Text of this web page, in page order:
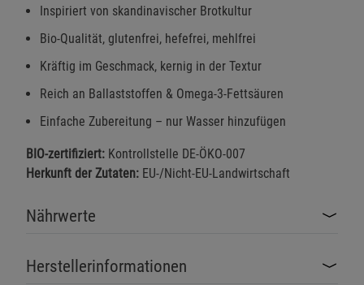
Inspiriert von skandinavischer Brotkultur
Bio-Qualität, glutenfrei, hefefrei, mehlfrei
Kräftig im Geschmack, kernig in der Textur
Reich an Ballaststoffen & Omega-3-Fettsäuren
Einfache Zubereitung – nur Wasser hinzufügen
BIO-zertifiziert: Kontrollstelle DE-ÖKO-007
Herkunft der Zutaten: EU-/Nicht-EU-Landwirtschaft
Nährwerte
Herstellerinformationen